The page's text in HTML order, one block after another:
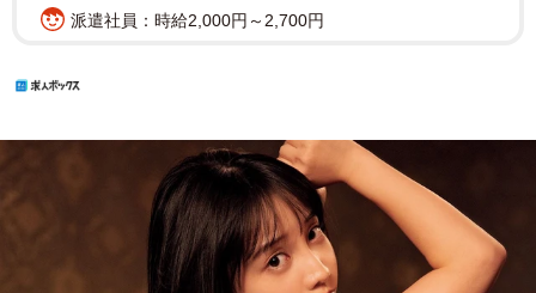
派遣社員：時給2,000円～2,700円